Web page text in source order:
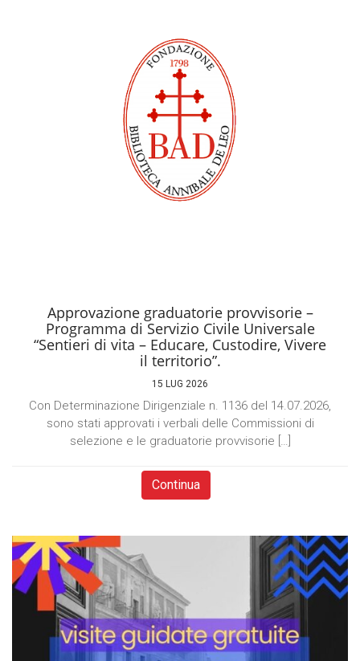
Approvazione graduatorie provvisorie –
Programma di Servizio Civile Universale
“Sentieri di vita – Educare, Custodire, Vivere
il territorio”.
15 LUG 2026
Con Determinazione Dirigenziale n. 1136 del 14.07.2026,
sono stati approvati i verbali delle Commissioni di
selezione e le graduatorie provvisorie […]
Continua